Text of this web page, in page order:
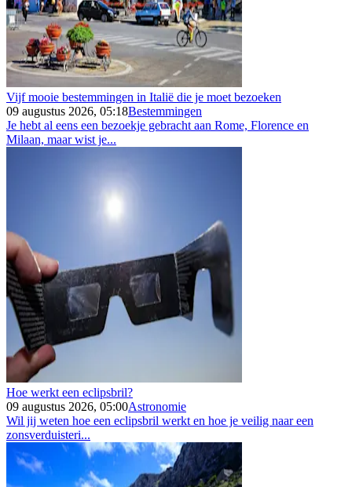
Vijf mooie bestemmingen in Italië die je moet bezoeken
09 augustus 2026, 05:18Bestemmingen
Je hebt al eens een bezoekje gebracht aan Rome, Florence en
Milaan, maar wist je...
Hoe werkt een eclipsbril?
09 augustus 2026, 05:00Astronomie
Wil jij weten hoe een eclipsbril werkt en hoe je veilig naar een
zonsverduisteri...